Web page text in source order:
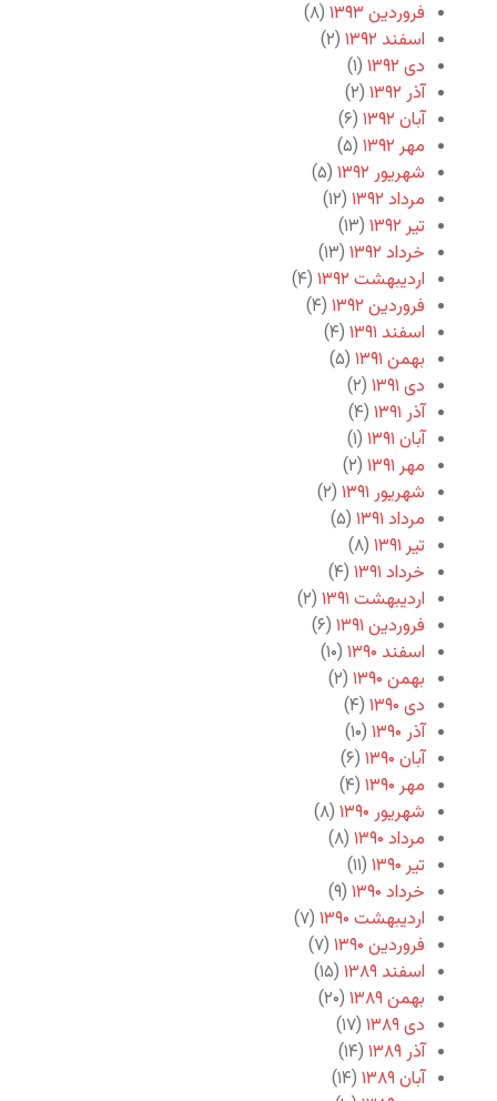
فروردین ۱۳۹۳
(۸)
اسفند ۱۳۹۲
(۲)
دی ۱۳۹۲
(۱)
آذر ۱۳۹۲
(۲)
آبان ۱۳۹۲
(۶)
مهر ۱۳۹۲
(۵)
شهریور ۱۳۹۲
(۵)
مرداد ۱۳۹۲
(۱۲)
تیر ۱۳۹۲
(۱۳)
خرداد ۱۳۹۲
(۱۳)
اردیبهشت ۱۳۹۲
(۴)
فروردین ۱۳۹۲
(۴)
اسفند ۱۳۹۱
(۴)
بهمن ۱۳۹۱
(۵)
دی ۱۳۹۱
(۲)
آذر ۱۳۹۱
(۴)
آبان ۱۳۹۱
(۱)
مهر ۱۳۹۱
(۲)
شهریور ۱۳۹۱
(۲)
مرداد ۱۳۹۱
(۵)
تیر ۱۳۹۱
(۸)
خرداد ۱۳۹۱
(۴)
اردیبهشت ۱۳۹۱
(۲)
فروردین ۱۳۹۱
(۶)
اسفند ۱۳۹۰
(۱۰)
بهمن ۱۳۹۰
(۲)
دی ۱۳۹۰
(۴)
آذر ۱۳۹۰
(۱۰)
آبان ۱۳۹۰
(۶)
مهر ۱۳۹۰
(۴)
شهریور ۱۳۹۰
(۸)
مرداد ۱۳۹۰
(۸)
تیر ۱۳۹۰
(۱۱)
خرداد ۱۳۹۰
(۹)
اردیبهشت ۱۳۹۰
(۷)
فروردین ۱۳۹۰
(۷)
اسفند ۱۳۸۹
(۱۵)
بهمن ۱۳۸۹
(۲۰)
دی ۱۳۸۹
(۱۷)
آذر ۱۳۸۹
(۱۴)
آبان ۱۳۸۹
(۱۴)